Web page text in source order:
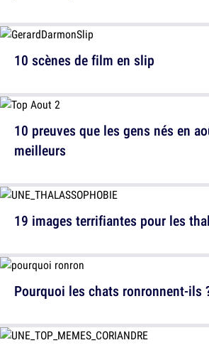
10 preuves que les gens nés en
meilleurs
Pourquoi les chats ronronnent-ils
10 scènes de film en slip
19 images terrifiantes pour les